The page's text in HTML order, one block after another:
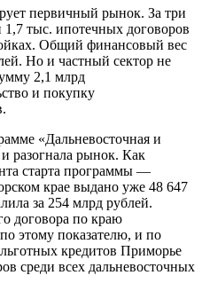
первичный рынок. За три
тыс. ипотечных договоров
Общий финансовый вес
Но и частный сектор не
2,1 млрд
и покупку
«Дальневосточная и
и разогнала рынок. Как
старта программы —
крае выдано уже 48 647
за 254 млрд рублей.
договора по краю
этому показателю, и по
кредитов Приморье
среди всех дальневосточных